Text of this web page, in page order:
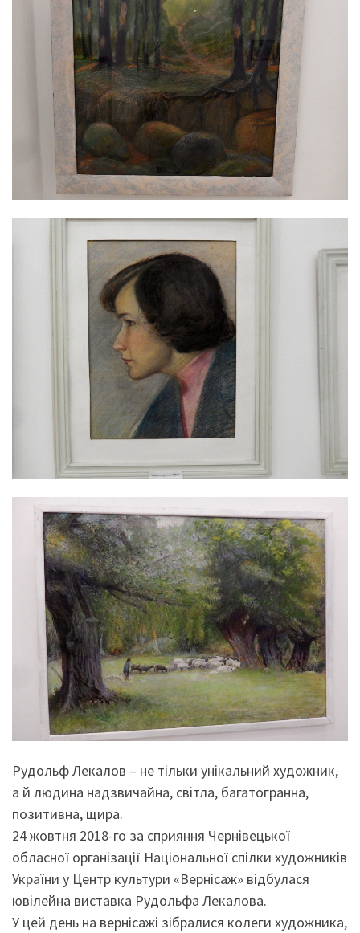
Рудольф Лекалов – не тільки унікальний художник,
а й людина надзвичайна, світла, багатогранна,
позитивна, щира.
24 жовтня 2018-го за сприяння Чернівецької
обласної організації Національної спілки художників
України у Центр культури «Вернісаж» відбулася
ювілейна виставка Рудольфа Лекалова.
У цей день на вернісажі зібралися колеги художника,